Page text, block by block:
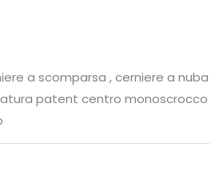
a scomparsa , cerniere a nuba
patent centro monoscrocco